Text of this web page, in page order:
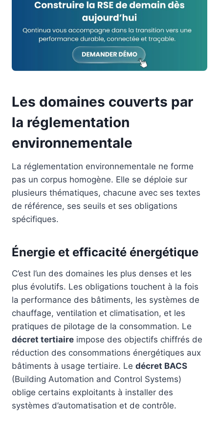
Les domaines couverts par
la réglementation
environnementale
La réglementation environnementale ne forme
pas un corpus homogène. Elle se déploie sur
plusieurs thématiques, chacune avec ses textes
de référence, ses seuils et ses obligations
spécifiques.
Énergie et efficacité énergétique
C’est l’un des domaines les plus denses et les
plus évolutifs. Les obligations touchent à la fois
la performance des bâtiments, les systèmes de
chauffage, ventilation et climatisation, et les
pratiques de pilotage de la consommation. Le
décret tertiaire impose des objectifs chiffrés de
réduction des consommations énergétiques aux
bâtiments à usage tertiaire. Le décret BACS
(Building Automation and Control Systems)
oblige certains exploitants à installer des
systèmes d’automatisation et de contrôle.